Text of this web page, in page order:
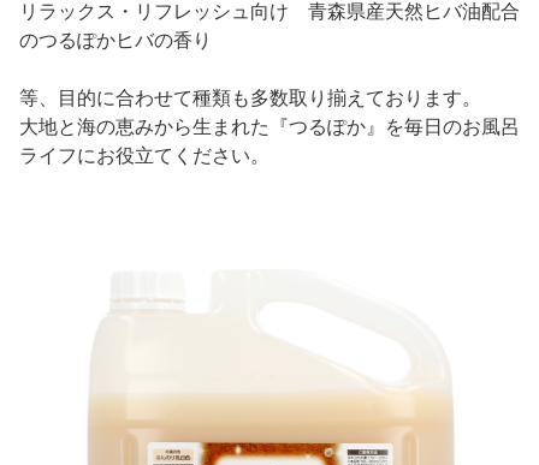
リラックス・リフレッシュ向け 青森県産天然ヒバ油配合
のつるぽかヒバの香り
等、目的に合わせて種類も多数取り揃えております。
大地と海の恵みから生まれた『つるぽか』を毎日のお風呂
ライフにお役立てください。